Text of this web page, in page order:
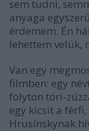
sem tudni,
anyaga
érdemem. Én
lehettem velük,
Van egy
filmben: egy
folyton töri-
egy kicsit a
Hrusínskynak